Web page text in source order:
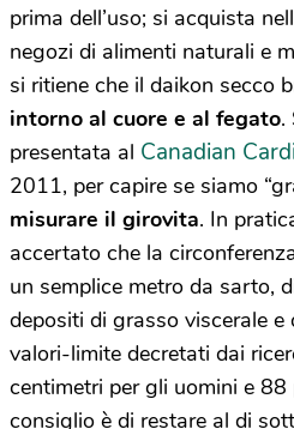
prima dell’uso; si acquista
negozi di alimenti naturali e
si ritiene che il daikon secco
intorno al cuore e al fegato.
presentata al Canadian
2011, per capire se siamo
misurare il girovita. In
accertato che la
un semplice metro da sarto,
depositi di grasso viscerale e
valori-limite decretati dai
centimetri per gli uomini e 88
consiglio è di restare al di